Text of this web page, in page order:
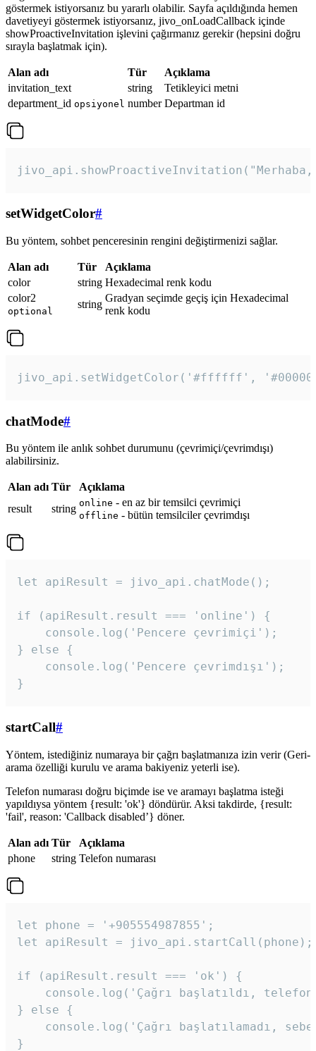
göstermek istiyorsanız bu yararlı olabilir. Sayfa açıldığında hemen
davetiyeyi göstermek istiyorsanız, jivo_onLoadCallback içinde
showProactiveInvitation işlevini çağırmanız gerekir (hepsini doğru
sırayla başlatmak için).
Alan adı Tür
Açıklama
invitation_text
string
Tetikleyici metni
department_id opsiyonel number Departman id
setWidgetColor#
Bu yöntem, sohbet penceresinin rengini değiştirmenizi sağlar.
Alan adı Tür
Açıklama
color
string Hexadecimal renk kodu
color2
optional
string
Gradyan seçimde geçiş için Hexadecimal
renk kodu
jivo_api.setWidgetColor('#ffffff',
chatMode#
Bu yöntem ile anlık sohbet durumunu (çevrimiçi/çevrimdışı)
alabilirsiniz.
Alan adı Tür
Açıklama
result
string online - en az bir temsilci çevrimiçi
offline - bütün temsilciler çevrimdışı
let apiResult = jivo_api.chatMode();
if (apiResult.result === 'online') {
    console.log('Pencere çevrimiçi');
} else {
    console.log('Pencere çevrimdışı');
}
startCall#
Yöntem, istediğiniz numaraya bir çağrı başlatmanıza izin verir (Geri-
arama özelliği kurulu ve arama bakiyeniz yeterli ise).
Telefon numarası doğru biçimde ise ve aramayı başlatma isteği
yapıldıysa yöntem {result: 'ok'} döndürür. Aksi takdirde, {result:
'fail', reason: 'Callback disabled’} döner.
Alan adı Tür
Açıklama
phone
string Telefon numarası
let phone = '+905554987855';
let apiResult = jivo_api.startCall(phone);
if (apiResult.result === 'ok') {
console.log('Çağrı başlatıldı,
} else {
console.log('Çağrı başlatılamadı,
}